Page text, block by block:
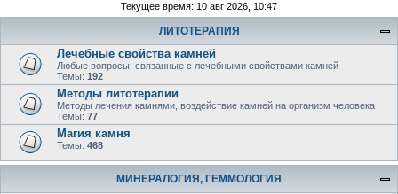
Текущее время: 10 авг 2026, 10:47
ЛИТОТЕРАПИЯ
Лечебные свойства камней
Любые вопросы, связанные с лечебными свойствами камней
Темы: 192
Методы литотерапии
Методы лечения камнями, воздействие камней на организм человека
Темы: 77
Магия камня
Темы: 468
МИНЕРАЛОГИЯ, ГЕММОЛОГИЯ